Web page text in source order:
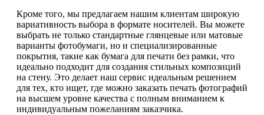
Кроме того, мы предлагаем нашим клиентам широкую
вариативность выбора в формате носителей. Вы можете
выбрать не только стандартные глянцевые или матовые
варианты фотобумаги, но и специализированные
покрытия, такие как бумага для печати без рамки, что
идеально подходит для создания стильных композиций
на стену. Это делает наш сервис идеальным решением
для тех, кто ищет, где можно заказать печать фотографий
на высшем уровне качества с полным вниманием к
индивидуальным пожеланиям заказчика.